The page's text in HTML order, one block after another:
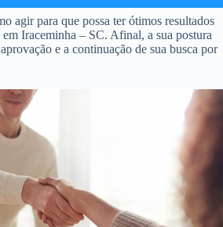
agir para que possa ter ótimos resultados
Iraceminha – SC. Afinal, a sua postura
e a continuação de sua busca por